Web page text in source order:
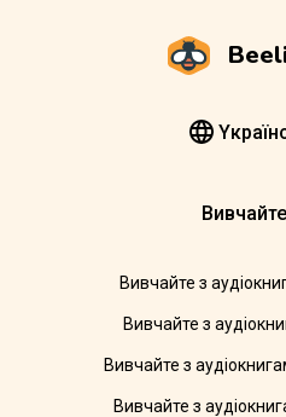
Вивчайте з
Вивчайте з
Вивчайте з
Вивчайте з